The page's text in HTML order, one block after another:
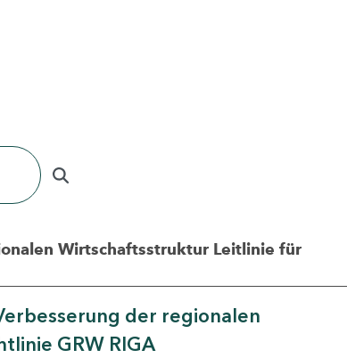
Wirtschaftsstruktur Leitlinie für
der regionalen
GRW RIGA